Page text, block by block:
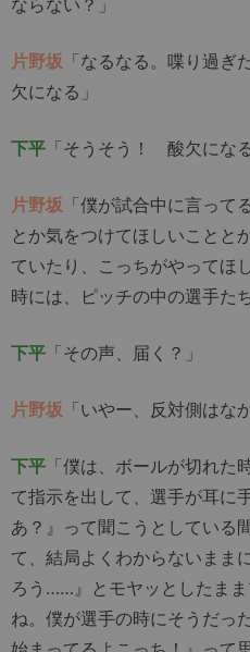
片野坂 「なるなる。喋り過ぎ
欠になる」
下平 「そうそう！ 酸欠になる
片野坂 「僕が試合中に言って
とか気をつけてほしいことと
ていたり、こっちがやってほ
時には、ピッチの中の選手た
下平 「その声、届く？」
片野坂 「いやー、反対側はな
下平 「僕は、ボールが切れ
て指示を出して、選手が耳
あ？』って聞こうとしている
て、結局よくわからないまま
ろう……』とモヤッとしたま
ね。僕が選手の時にそうだっ